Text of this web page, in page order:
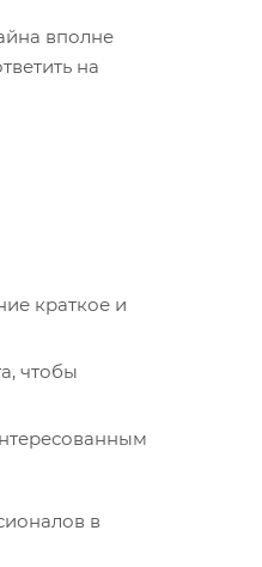
вполне
на
краткое и
чтобы
в